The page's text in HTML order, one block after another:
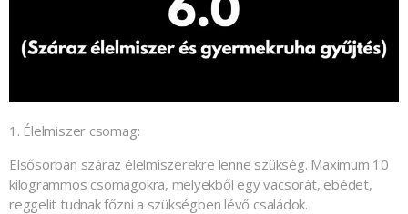
1. Élelmiszer csomag:
Elsősorban száraz élelmiszerekre lenne szükség. Maximum 10
kilogrammos csomagokra, melyekből egy vacsorát, ebédet,
reggelit tudnak főzni a szükségben lévő családok.